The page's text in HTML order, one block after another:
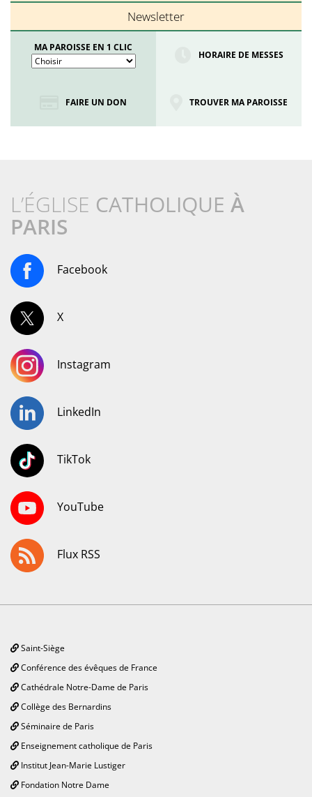
Newsletter
MA PAROISSE EN 1 CLIC
HORAIRE DE MESSES
FAIRE UN DON TROUVER MA PAROISSE
L’ÉGLISE CATHOLIQUE À
PARIS
Facebook
X
Instagram
LinkedIn
TikTok
YouTube
Flux RSS
Saint-Siège
Conférence des évêques de France
Cathédrale Notre-Dame de Paris
Collège des Bernardins
Séminaire de Paris
Enseignement catholique de Paris
Institut Jean-Marie Lustiger
Fondation Notre Dame